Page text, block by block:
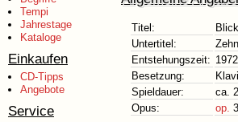
Tempi
Jahrestage
Kataloge
Einkaufen
CD-Tipps
Angebote
Service
Titel:
Untertitel:
Entstehungszeit: 1972
Besetzung:
Spieldauer:
ca.
Opus:
op.